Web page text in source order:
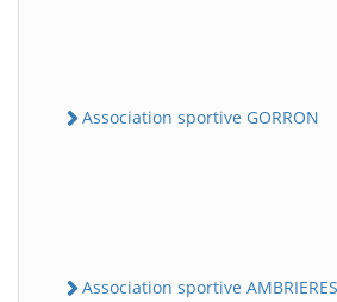
Association sportive GORRON
Association sportive